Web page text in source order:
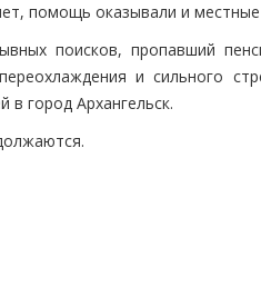
помощь оказывали и
поисков, пропавший
и сильного
в город Архангельск.